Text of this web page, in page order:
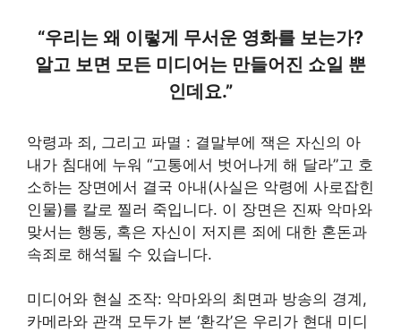
“우리는 왜 이렇게 무서운 영화를 보는가?
알고 보면 모든 미디어는 만들어진 쇼일 뿐
인데요.”
악령과 죄, 그리고 파멸 : 결말부에 잭은 자신의 아
내가 침대에 누워 “고통에서 벗어나게 해 달라”고 호
소하는 장면에서 결국 아내(사실은 악령에 사로잡힌
인물)를 칼로 찔러 죽입니다. 이 장면은 진짜 악마와
맞서는 행동, 혹은 자신이 저지른 죄에 대한 혼돈과
속죄로 해석될 수 있습니다.
미디어와 현실 조작: 악마와의 최면과 방송의 경계,
카메라와 관객 모두가 본 ‘환각’은 우리가 현대 미디